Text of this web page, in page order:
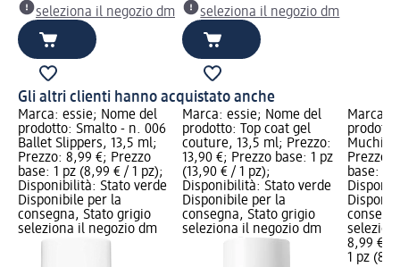
seleziona il negozio dm
seleziona il negozio dm
Gli altri clienti hanno acquistato anche
Marca: essie; Nome del
prodotto: Smalto - n. 006
Ballet Slippers, 13,5 ml;
Prezzo: 8,99 €; Prezzo
base: 1 pz (8,99 € / 1 pz);
Disponibilità: Stato verde
Disponibile per la
consegna, Stato grigio
seleziona il negozio dm
Marca: essie; Nome del
prodotto: Top coat gel
couture, 13,5 ml; Prezzo:
13,90 €; Prezzo base: 1 pz
(13,90 € / 1 pz);
Disponibilità: Stato verde
Disponibile per la
consegna, Stato grigio
seleziona il negozio dm
Marca:
Muchi,
Prezzo:
base: 1
8,99 €
1 pz